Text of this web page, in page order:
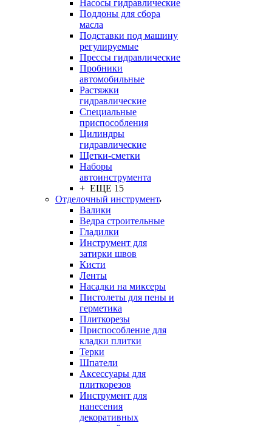
Насосы гидравлические
Поддоны для сбора
масла
Подставки под машину
регулируемые
Прессы гидравлические
Пробники
автомобильные
Растяжки
гидравлические
Специальные
приспособления
Цилиндры
гидравлические
Щетки-сметки
Наборы
автоинструмента
+ ЕЩЕ 15
Отделочный инструмент
Валики
Ведра строительные
Гладилки
Инструмент для
затирки швов
Кисти
Ленты
Насадки на миксеры
Пистолеты для пены и
герметика
Плиткорезы
Приспособление для
кладки плитки
Терки
Шпатели
Аксессуары для
плиткорезов
Инструмент для
нанесения
декоративных